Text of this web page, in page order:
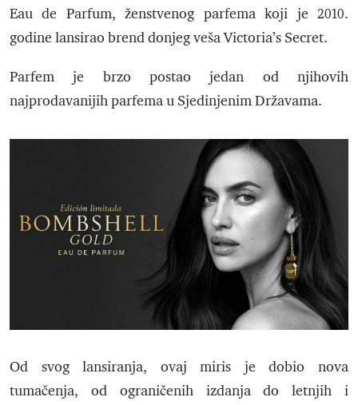
Eau de Parfum, ženstvenog parfema koji je 2010.
godine lansirao brend donjeg veša Victoria’s Secret.
Parfem je brzo postao jedan od njihovih
najprodavanijih parfema u Sjedinjenim Državama.
Od svog lansiranja, ovaj miris je dobio nova
tumačenja, od ograničenih izdanja do letnjih i